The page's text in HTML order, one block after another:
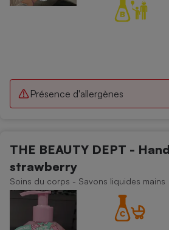
Présence d'allergènes
THE BEAUTY DEPT -
strawberry
Soins du corps - Savons liquides mains